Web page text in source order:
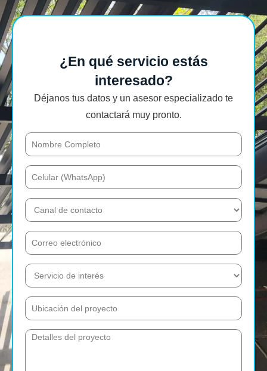
¿En qué servicio estás
interesado?
Déjanos tus datos y un asesor especializado te
contactará muy pronto.